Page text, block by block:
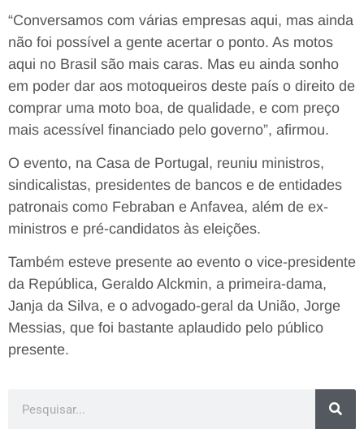
“Conversamos com várias empresas aqui, mas ainda
não foi possível a gente acertar o ponto. As motos
aqui no Brasil são mais caras. Mas eu ainda sonho
em poder dar aos motoqueiros deste país o direito de
comprar uma moto boa, de qualidade, e com preço
mais acessível financiado pelo governo”, afirmou.
O evento, na Casa de Portugal, reuniu ministros,
sindicalistas, presidentes de bancos e de entidades
patronais como Febraban e Anfavea, além de ex-
ministros e pré-candidatos às eleições.
Também esteve presente ao evento o vice-presidente
da República, Geraldo Alckmin, a primeira-dama,
Janja da Silva, e o advogado-geral da União, Jorge
Messias, que foi bastante aplaudido pelo público
presente.